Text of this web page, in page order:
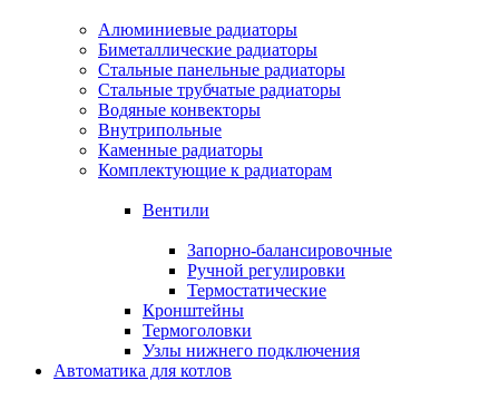
Алюминиевые радиаторы
Биметаллические радиаторы
Стальные панельные радиаторы
Стальные трубчатые радиаторы
Водяные конвекторы
Внутрипольные
Каменные радиаторы
Комплектующие к радиаторам
Вентили
Запорно-балансировочные
Ручной регулировки
Термостатические
Кронштейны
Термоголовки
Узлы нижнего подключения
Автоматика для котлов